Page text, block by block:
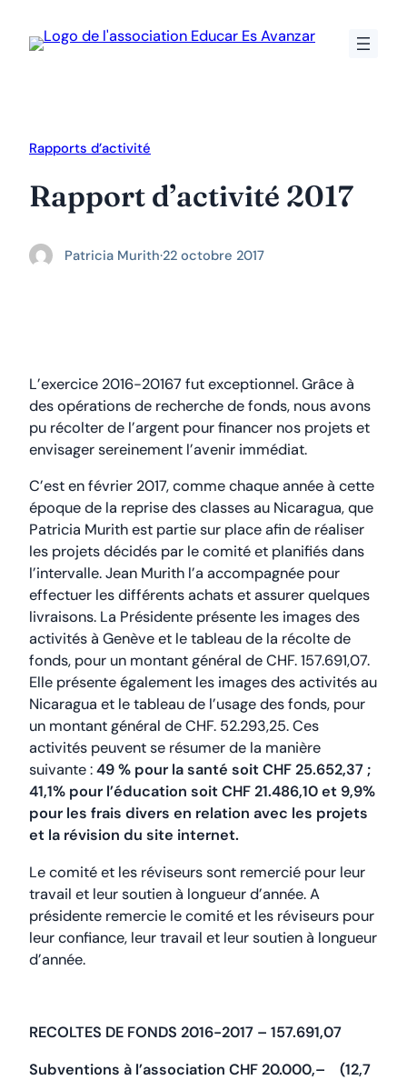
Rapports d’activité
Rapport d’activité 2017
Patricia Murith·22 octobre 2017
L’exercice 2016-20167 fut exceptionnel. Grâce à
des opérations de recherche de fonds, nous avons
pu récolter de l’argent pour financer nos projets et
envisager sereinement l’avenir immédiat.
C’est en février 2017, comme chaque année à cette
époque de la reprise des classes au Nicaragua, que
Patricia Murith est partie sur place afin de réaliser
les projets décidés par le comité et planifiés dans
l’intervalle. Jean Murith l’a accompagnée pour
effectuer les différents achats et assurer quelques
livraisons. La Présidente présente les images des
activités à Genève et le tableau de la récolte de
fonds, pour un montant général de CHF. 157.691,07.
Elle présente également les images des activités au
Nicaragua et le tableau de l’usage des fonds, pour
un montant général de CHF. 52.293,25. Ces
activités peuvent se résumer de la manière
suivante :49 % pour la santé soit CHF 25.652,37 ;
41,1% pour l’éducation soit CHF 21.486,10 et 9,9%
pour les frais divers en relation avec les projets
et la révision du site internet.
Le comité et les réviseurs sont remercié pour leur
travail et leur soutien à longueur d’année. A
présidente remercie le comité et les réviseurs pour
leur confiance, leur travail et leur soutien à longueur
d’année.
RECOLTES DE FONDS 2016-2017 – 157.691,07
Subventions à l’association CHF 20.000,– (12,7